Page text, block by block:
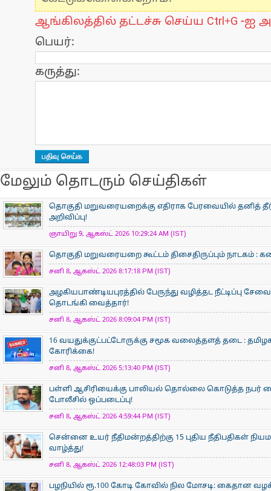
ஆங்கிலத்தில் தட்டச்சு செய்ய Ctrl+G -ஐ
பெயர்:
கருத்து:
மேலும் தொடரும் செய்திகள்
தொகுதி மறுவரையறைக்கு எதிராக பேரவையில் தனித்
அறிவிப்பு!
ஞாயிறு 9, ஆகஸ்ட் 2026 10:29:24 AM (IST)
தொகுதி மறுவரையறை கூட்டம் திசைதிருப்பும் நாடகம் :
சனி 8, ஆகஸ்ட் 2026 8:17:18 PM (IST)
அழகியபாண்டியபுரத்தில் பேருந்து வழித்தட நீட்டிப்பு
தொடங்கி வைத்தார்!
சனி 8, ஆகஸ்ட் 2026 8:09:04 PM (IST)
16 வயதுக்குட்பட்டோருக்கு சமூக வலைத்தளத் தடை :
கோரிக்கை!
சனி 8, ஆகஸ்ட் 2026 5:13:40 PM (IST)
பள்ளி ஆசிரியைக்கு பாலியல் தொல்லை கொடுத்த நபர்
போலீசில் ஒப்படைப்பு!
சனி 8, ஆகஸ்ட் 2026 4:59:44 PM (IST)
சென்னை உயர் நீதிமன்றத்திற்கு 15 புதிய நீதிபதிகள்
வாழ்த்து!
சனி 8, ஆகஸ்ட் 2026 12:48:03 PM (IST)
பழநியில் ரூ.100 கோடி கோவில் நில மோசடி: கைதான